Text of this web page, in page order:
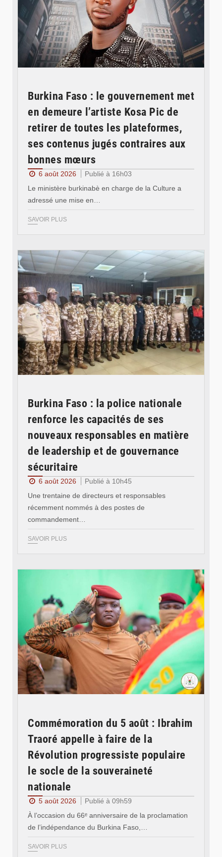
Burkina Faso : le gouvernement met
en demeure l’artiste Kosa Pic de
retirer de toutes les plateformes,
ses contenus jugés contraires aux
bonnes mœurs
6 août 2026
Publié à 16h03
Le ministère burkinabè en charge de la Culture a
adressé une mise en…
SAVOIR PLUS
Burkina Faso : la police nationale
renforce les capacités de ses
nouveaux responsables en matière
de leadership et de gouvernance
sécuritaire
6 août 2026
Publié à 10h45
Une trentaine de directeurs et responsables
récemment nommés à des postes de
commandement…
SAVOIR PLUS
Commémoration du 5 août : Ibrahim
Traoré appelle à faire de la
Révolution progressiste populaire
le socle de la souveraineté
nationale
5 août 2026
Publié à 09h59
À l’occasion du 66ᵉ anniversaire de la proclamation
de l’indépendance du Burkina Faso,…
SAVOIR PLUS